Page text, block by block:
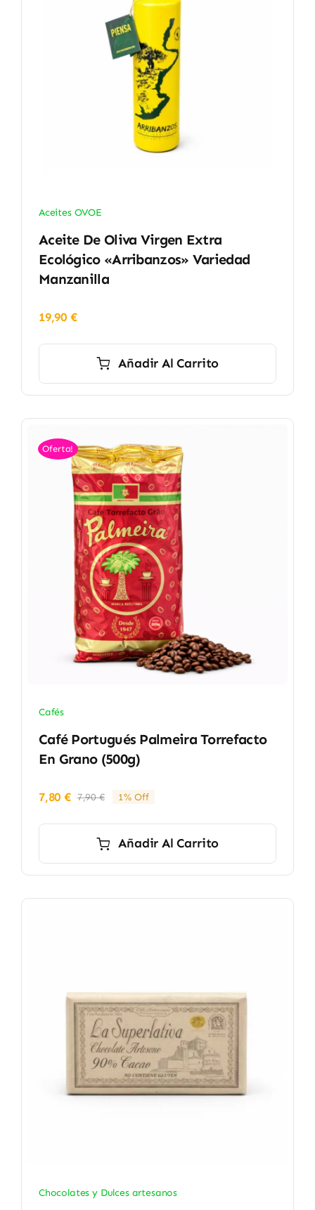
Aceites OVOE
Aceite De Oliva Virgen Extra
Ecológico «Arribanzos» Variedad
Manzanilla
19,90 €
Añadir Al Carrito
Oferta!
Cafés
Café Portugués Palmeira Torrefacto
En Grano (500g)
7,90€El
era:
7,80€
El
es:
1% Off
Añadir Al Carrito
Chocolates y Dulces artesanos